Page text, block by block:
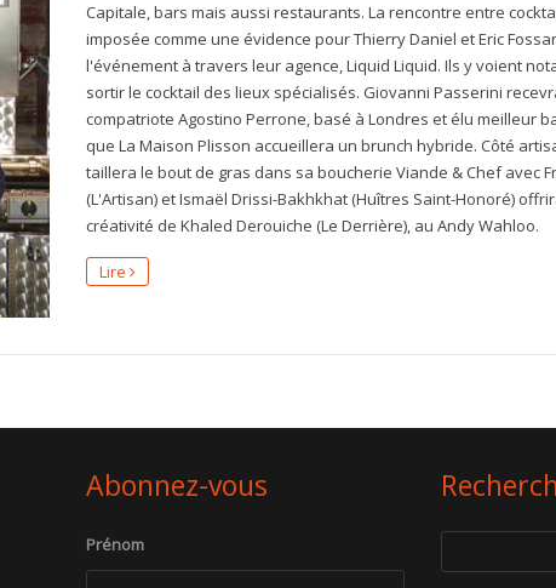
Capitale, bars mais aussi restaurants. La rencontre entre
imposée comme une évidence pour Thierry Daniel et Eric
l'événement à travers leur agence, Liquid Liquid. Ils y voient
sortir le cocktail des lieux spécialisés. Giovanni Passerini
compatriote Agostino Perrone, basé à Londres et élu meilleur
que La Maison Plisson accueillera un brunch hybride. Côté
taillera le bout de gras dans sa boucherie Viande & Chef avec
(L'Artisan) et Ismaël Drissi-Bakhkhat (Huîtres Saint-Honoré)
créativité de Khaled Derouiche (Le Derrière), au Andy Wahloo.
Lire
Abonnez-vous
Prénom